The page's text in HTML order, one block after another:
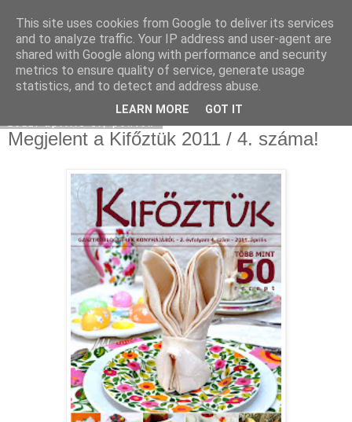
Moha Konyha
Megjelent a Kifőztük 2011 / 4. száma!
This site uses cookies from Google to deliver its services
and to analyze traffic. Your IP address and user-agent are
shared with Google along with performance and security
metrics to ensure quality of service, generate usage
statistics, and to detect and address abuse.
LEARN MORE GOT IT